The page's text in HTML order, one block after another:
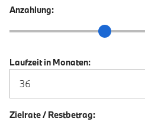
Anzahlung:
Anzahlung Schieberegler
Laufzeit in Monaten:
Zielrate / Restbetrag: